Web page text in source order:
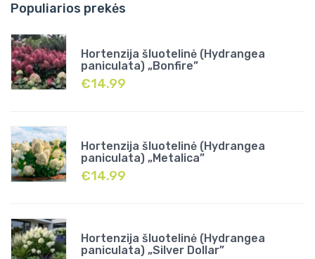
Populiarios prekės
Hortenzija šluotelinė (Hydrangea
paniculata) „Bonfire”
€14.99
Hortenzija šluotelinė (Hydrangea
paniculata) „Metalica”
€14.99
Hortenzija šluotelinė (Hydrangea
paniculata) „Silver Dollar”